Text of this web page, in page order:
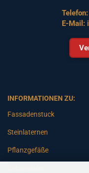
Telefon:
E-Mail:
INFORMATIONEN ZU:
Fassadenstuck
Steinlaternen
Pflanzgefäße